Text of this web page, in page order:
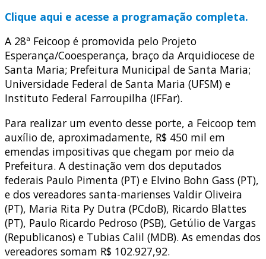
Clique aqui e acesse a programação completa.
A 28ª Feicoop é promovida pelo Projeto
Esperança/Cooesperança, braço da Arquidiocese de
Santa Maria; Prefeitura Municipal de Santa Maria;
Universidade Federal de Santa Maria (UFSM) e
Instituto Federal Farroupilha (IFFar).
Para realizar um evento desse porte, a Feicoop tem
auxílio de, aproximadamente, R$ 450 mil em
emendas impositivas que chegam por meio da
Prefeitura. A destinação vem dos deputados
federais Paulo Pimenta (PT) e Elvino Bohn Gass (PT),
e dos vereadores santa-marienses Valdir Oliveira
(PT), Maria Rita Py Dutra (PCdoB), Ricardo Blattes
(PT), Paulo Ricardo Pedroso (PSB), Getúlio de Vargas
(Republicanos) e Tubias Calil (MDB). As emendas dos
vereadores somam R$ 102.927,92.